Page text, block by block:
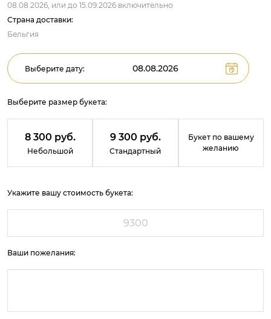
08.08.2026, или до 15.09.2026 включительно
Страна доставки:
Бельгия
Выберите дату:
Выберите размер букета:
8 300 руб.
Небольшой
9 300 руб.
Стандартный
Букет по вашему
желанию
Укажите вашу стоимость букета:
Ваши пожелания: